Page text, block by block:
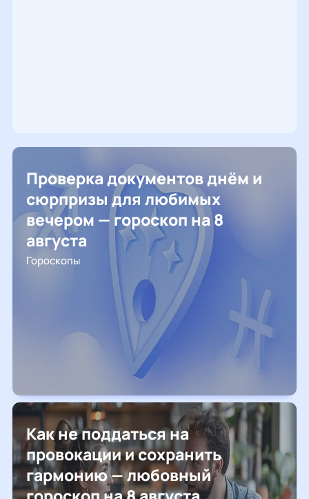
Проверка документов днём и
сюрпризы для любимых
вечером — гороскоп на 8
августа
Гороскопы
Как не поддаться на
провокации и сохранить
гармонию — любовный